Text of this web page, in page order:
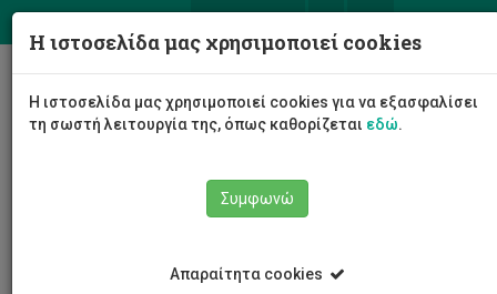
Η ιστοσελίδα μας χρησιμοποιεί cookies
Η ιστοσελίδα μας χρησιμοποιεί cookies για να εξασφαλίσει
τη σωστή λειτουργία της, όπως καθορίζεται εδώ.
Συμφωνώ
Απαραίτητα cookies